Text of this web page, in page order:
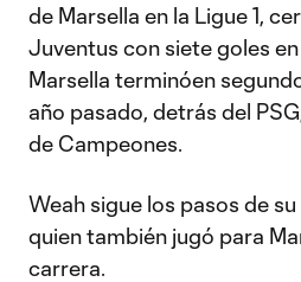
de Marsella en la Ligue 1,
Juventus con siete goles
Marsella terminóen
año pasado, detrás del
de Campeones.
Weah sigue los pasos de
quien también jugó para
carrera.